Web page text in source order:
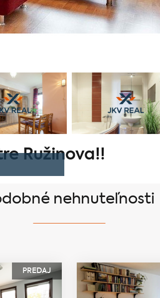
Ružinova!!
nehnuteľnosti
PREDAJ